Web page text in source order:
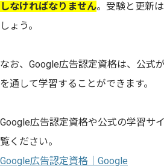
しなければなりません。受験と更新
しょう。
なお、Google広告認定資格は、公式
を通して学習することができます。
Google広告認定資格や公式の学習サ
覧ください。
Google広告認定資格｜Google